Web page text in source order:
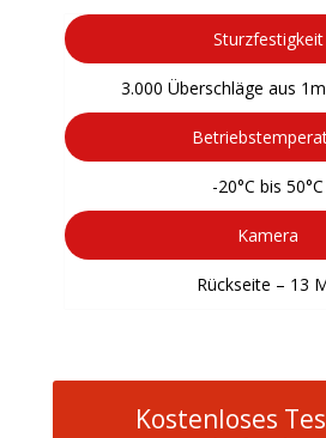
Sturzfestigkeit
3.000 Überschläge aus
-20°C bis 50°C
Kamera
Rückseite – 13
Kostenloses